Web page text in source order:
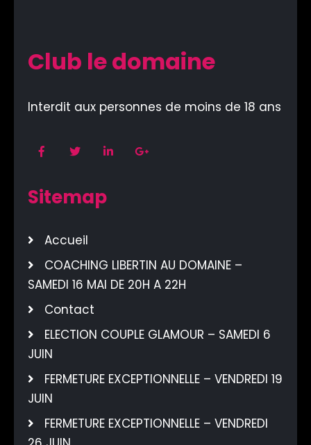
Club le domaine
Interdit aux personnes de moins de 18 ans
Sitemap
Accueil
COACHING LIBERTIN AU DOMAINE –
SAMEDI 16 MAI DE 20H A 22H
Contact
ELECTION COUPLE GLAMOUR – SAMEDI 6
JUIN
FERMETURE EXCEPTIONNELLE – VENDREDI 19
JUIN
FERMETURE EXCEPTIONNELLE – VENDREDI